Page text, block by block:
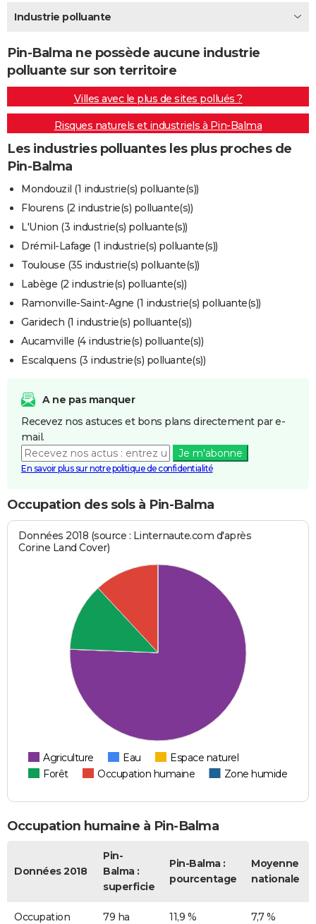
Destinations
City break
Voyage nature
Voyage de noces
Forum
Climat
+PHOTO
GUIDES D'ACHAT
BONS PLANS
CARTE DE VOEUX
Carte de Noël
Carte Bonne année
Carte Saint-Valentin
Carte Pâques
Carte d'anniversaire
DICTIONNAIRE
Dictionnaire
Biographies
Citations
Expressions
Proverbes
PROGRAMME TV
COPAINS D'AVANT
S'inscrire
Se connecter
Lycées
Collèges
Primaires
Universités
Entreprises
Service militaire
Avis de recherche
AVIS DE DÉCÈS
FORUM
Bricolage
Lifestyle
Culture
Sport
Auto
Television
Voyage
Cinema
Industrie polluante
Pin-Balma ne possède aucune industrie
polluante sur son territoire
Villes avec le plus de sites pollués ?
Risques naturels et industriels à Pin-Balma
Les industries polluantes les plus proches de
Pin-Balma
Mondouzil (1 industrie(s) polluante(s))
Flourens (2 industrie(s) polluante(s))
L'Union (3 industrie(s) polluante(s))
Drémil-Lafage (1 industrie(s) polluante(s))
Toulouse (35 industrie(s) polluante(s))
Labège (2 industrie(s) polluante(s))
Ramonville-Saint-Agne (1 industrie(s) polluante(s))
Garidech (1 industrie(s) polluante(s))
Aucamville (4 industrie(s) polluante(s))
Escalquens (3 industrie(s) polluante(s))
A ne pas manquer
Recevez nos astuces et bons plans directement par e-
mail.
Je m'abonne
En savoir plus sur notre politique de confidentialité
Occupation des sols à Pin-Balma
Données 2018 (source : Linternaute.com d'après
Corine Land Cover)
Agriculture Eau
Espace naturel
Forêt
Occupation humaine Zone humide
Occupation humaine à Pin-Balma
Données 2018
Pin-
Balma :
superficie
Pin-Balma :
pourcentage
Moyenne
nationale
Occupation
79 ha 11,9 % 7,7 %